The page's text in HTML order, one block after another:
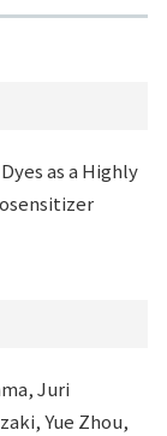
as a Highly
Juri
Yue Zhou,